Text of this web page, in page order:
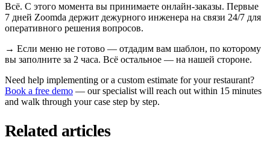
Всё. С этого момента вы принимаете онлайн-заказы. Первые
7 дней Zoomda держит дежурного инженера на связи 24/7 для
оперативного решения вопросов.
→ Если меню не готово — отдадим вам шаблон, по которому
вы заполните за 2 часа. Всё остальное — на нашей стороне.
Need help implementing or a custom estimate for your restaurant?
Book a free demo — our specialist will reach out within 15 minutes
and walk through your case step by step.
Related articles